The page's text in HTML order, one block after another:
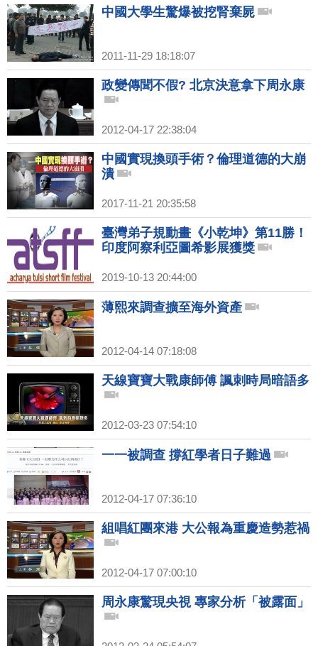
中國大學生驚爆被挖腎棄屍
2011-11-29 18:18:07
政變傳聞不假? 北京決意拿下周永康
2012-04-17 22:38:04
中國實現換頭手術？倫理道德的大崩
潰
2017-11-21 20:35:58
臺灣弟子規動畫《小乾坤》第11勝！
印度阿察利亞圖希影展獲獎
2019-10-13 20:44:00
薄熙來調查擴至海外資產
2012-04-14 07:18:08
天線寶寶大戰康師傅 諷刺時局暗語多
2012-03-23 07:54:10
一一被調查 撐紅學者日子難過
2012-04-17 07:36:10
組唱紅團來港 大公報為重慶造勢惹禍
2012-04-17 07:00:10
周永康驚現央視 專家分析「被露面」